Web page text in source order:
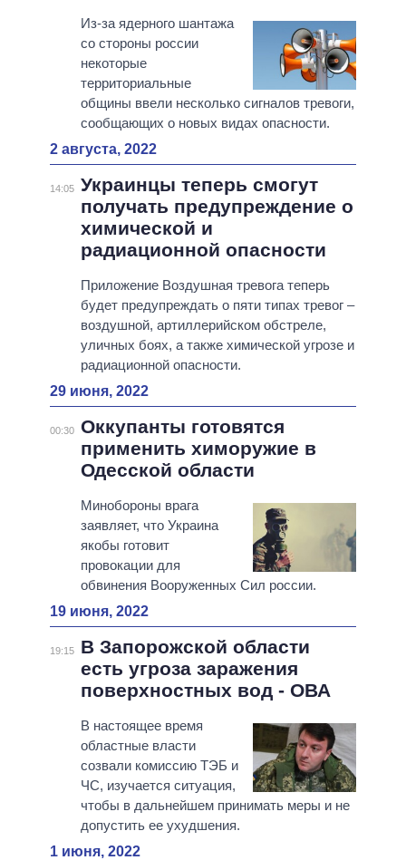
Из-за ядерного шантажа
со стороны россии
некоторые
территориальные
общины ввели несколько сигналов тревоги,
сообщающих о новых видах опасности.
2 августа, 2022
14:05 Украинцы теперь смогут
получать предупреждение о
химической и
радиационной опасности
Приложение Воздушная тревога теперь
будет предупреждать о пяти типах тревог –
воздушной, артиллерийском обстреле,
уличных боях, а также химической угрозе и
радиационной опасности.
29 июня, 2022
00:30 Оккупанты готовятся
применить химоружие в
Одесской области
Минобороны врага
заявляет, что Украина
якобы готовит
провокации для
обвинения Вооруженных Сил россии.
19 июня, 2022
19:15
В Запорожской области
есть угроза заражения
поверхностных вод - ОВА
В настоящее время
областные власти
созвали комиссию ТЭБ и
ЧС, изучается ситуация,
чтобы в дальнейшем принимать меры и не
допустить ее ухудшения.
1 июня, 2022